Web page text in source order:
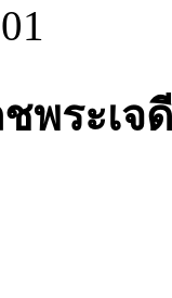
พระเจ